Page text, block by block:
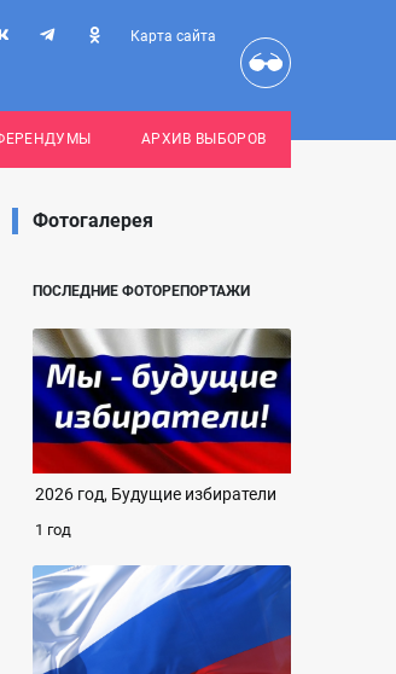
Карта сайта
АРХИВ ВЫБОРОВ
Фотогалерея
ПОСЛЕДНИЕ ФОТОРЕПОРТАЖИ
2026 год, Будущие избиратели
1 год